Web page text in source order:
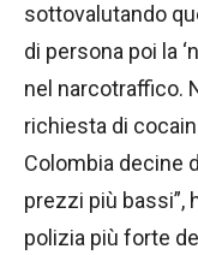
sottovalutando
di persona poi la
nel narcotraffico.
richiesta di
Colombia decine
prezzi più bassi”,
polizia più forte